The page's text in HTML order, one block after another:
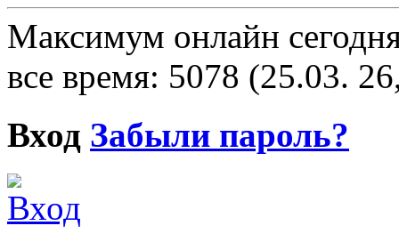
Максимум онлайн
все время: 5078 (25.03.
Вход Забыли пароль?